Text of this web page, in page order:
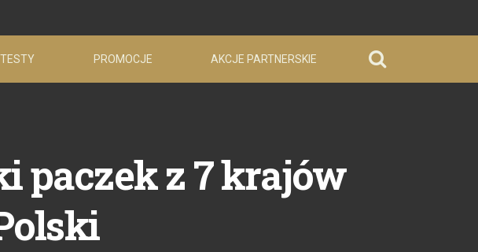
TESTY PROMOCJE AKCJE PARTNERSKIE
paczek z 7 krajów